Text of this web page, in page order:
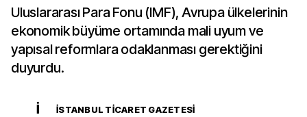
Uluslararası Para Fonu (IMF), Avrupa ülkelerinin
ekonomik büyüme ortamında mali uyum ve
yapısal reformlara odaklanması gerektiğini
duyurdu.
İ İSTANBUL TICARET GAZETESI